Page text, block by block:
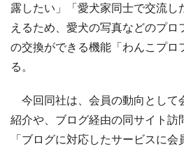
露したい」「愛犬家同士で交流し
えるため、愛犬の写真などのプロ
の交換ができる機能「わんこプロ
る。
今回同社は、会員の動向として
紹介や、ブログ経由の同サイト訪
「ブログに対応したサービスに